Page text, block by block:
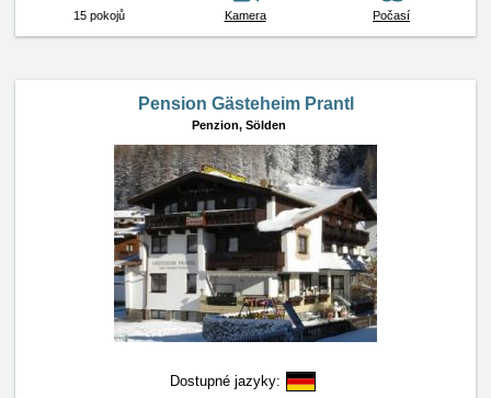
15 pokojů Kamera Počasí
Pension Gästeheim Prantl
Penzion, Sölden
Dostupné jazyky: